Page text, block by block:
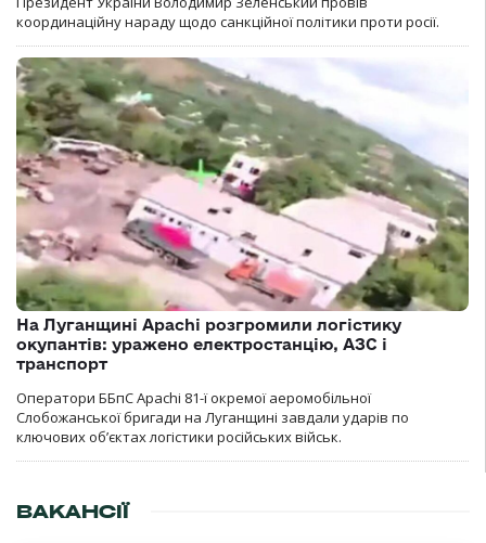
координаційну нараду щодо санкційної політики проти росії.
На Луганщині Apachi розгромили логістику
окупантів: уражено електростанцію, АЗС і
транспорт
Оператори ББпС Apachi 81-ї окремої аеромобільної
Слобожанської бригади на Луганщині завдали ударів по
ключових об’єктах логістики російських військ.
ВАКАНСІЇ